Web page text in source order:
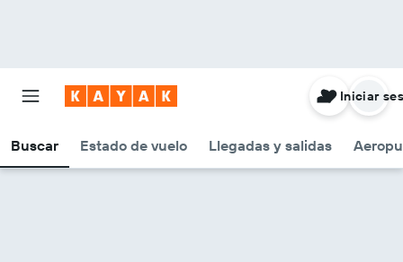
Buscar Estado de vuelo Llegadas y salidas
Iniciar